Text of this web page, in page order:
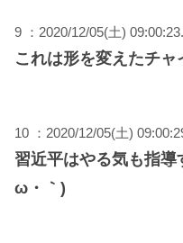
9 ：2020/12/05(土)
これは形を変えたチャ
10 ：2020/12/05(土)
習近平はやる気も指導
ω・｀)